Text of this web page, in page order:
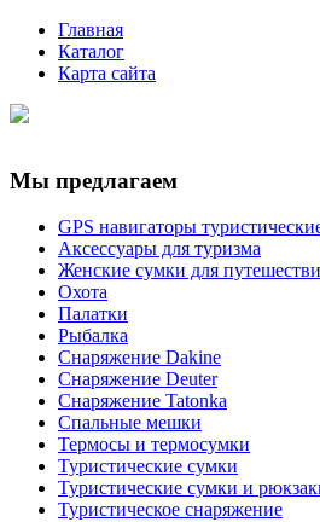
Главная
Каталог
Карта сайта
Мы предлагаем
GPS навигаторы
Аксессуары для туризма
Женские сумки для
Охота
Палатки
Рыбалка
Снаряжение Dakine
Снаряжение Deuter
Снаряжение Tatonka
Спальные мешки
Термосы и термосумки
Туристические сумки
Туристические сумки и
Туристическое снаряжение